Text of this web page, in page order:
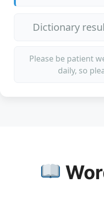
Dictionary
Please be patient
daily, so